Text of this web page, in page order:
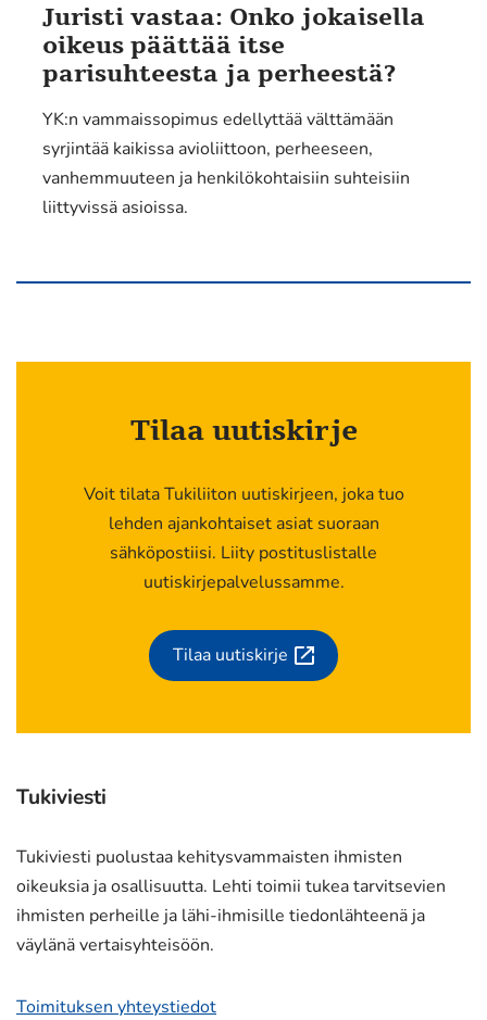
Juristi vastaa: Onko jokaisella
oikeus päättää itse
parisuhteesta ja perheestä?
YK:n vammaissopimus edellyttää välttämään
syrjintää kaikissa avioliittoon, perheeseen,
vanhemmuuteen ja henkilökohtaisiin suhteisiin
liittyvissä asioissa.
Tilaa uutiskirje
Voit tilata Tukiliiton uutiskirjeen, joka tuo
lehden ajankohtaiset asiat suoraan
sähköpostiisi. Liity postituslistalle
uutiskirjepalvelussamme.
Tilaa uutiskirje
(siirryt
Tukiviesti
Tukiviesti puolustaa kehitysvammaisten ihmisten
oikeuksia ja osallisuutta. Lehti toimii tukea tarvitsevien
ihmisten perheille ja lähi-ihmisille tiedonlähteenä ja
väylänä vertaisyhteisöön.
Toimituksen yhteystiedot